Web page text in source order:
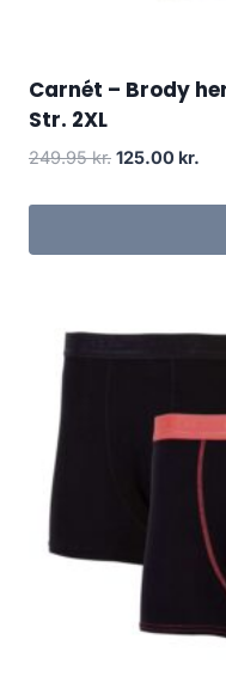
Carnét – Brody
Str. 2XL
249.95kr. Original
was:
125.00 kr.
is: